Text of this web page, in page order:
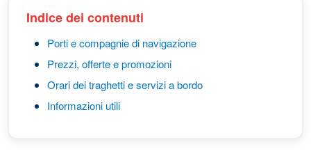
Indice dei contenuti
Porti e compagnie di navigazione
Prezzi, offerte e promozioni
Orari dei traghetti e servizi a bordo
Informazioni utili